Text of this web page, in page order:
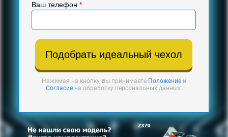
Ваш телефон *
Подобрать идеальный чехол
Нажимая на кнопку, вы принимаете Положениеи
Согласиена обработку персональных данных.